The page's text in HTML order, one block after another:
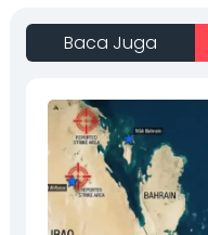
Baca Juga